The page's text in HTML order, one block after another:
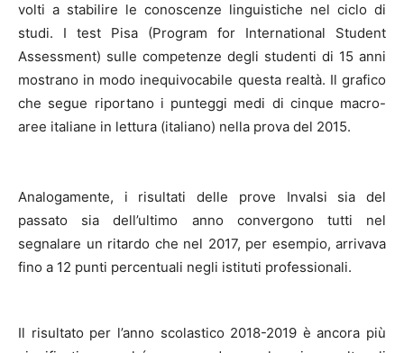
volti a stabilire le conoscenze linguistiche nel ciclo di
studi. I test Pisa (Program for International Student
Assessment) sulle competenze degli studenti di 15 anni
mostrano in modo inequivocabile questa realtà. Il grafico
che segue riportano i punteggi medi di cinque macro-
aree italiane in lettura (italiano) nella prova del 2015.
Analogamente, i risultati delle prove Invalsi sia del
passato sia dell’ultimo anno convergono tutti nel
segnalare un ritardo che nel 2017, per esempio, arrivava
fino a 12 punti percentuali negli istituti professionali.
Il risultato per l’anno scolastico 2018-2019 è ancora più